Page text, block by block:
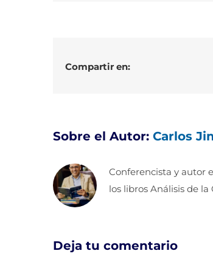
Compartir en:
Sobre el Autor: Carlos
Conferencista y autor
los libros Análisis de
Deja tu comentario